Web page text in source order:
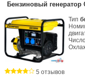
Бензиновый генератор
Тип
5 отзывов